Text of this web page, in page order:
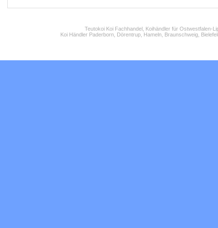
Teutokoi Koi Fachhandel, Koihändler für Ostwestfalen-
Koi Händler Paderborn, Dörentrup, Hameln, Braunschweig,